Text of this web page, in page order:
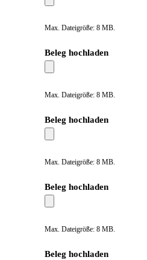
Max. Dateigröße: 8 MB.
Beleg hochladen
Max. Dateigröße: 8 MB.
Beleg hochladen
Max. Dateigröße: 8 MB.
Beleg hochladen
Max. Dateigröße: 8 MB.
Beleg hochladen